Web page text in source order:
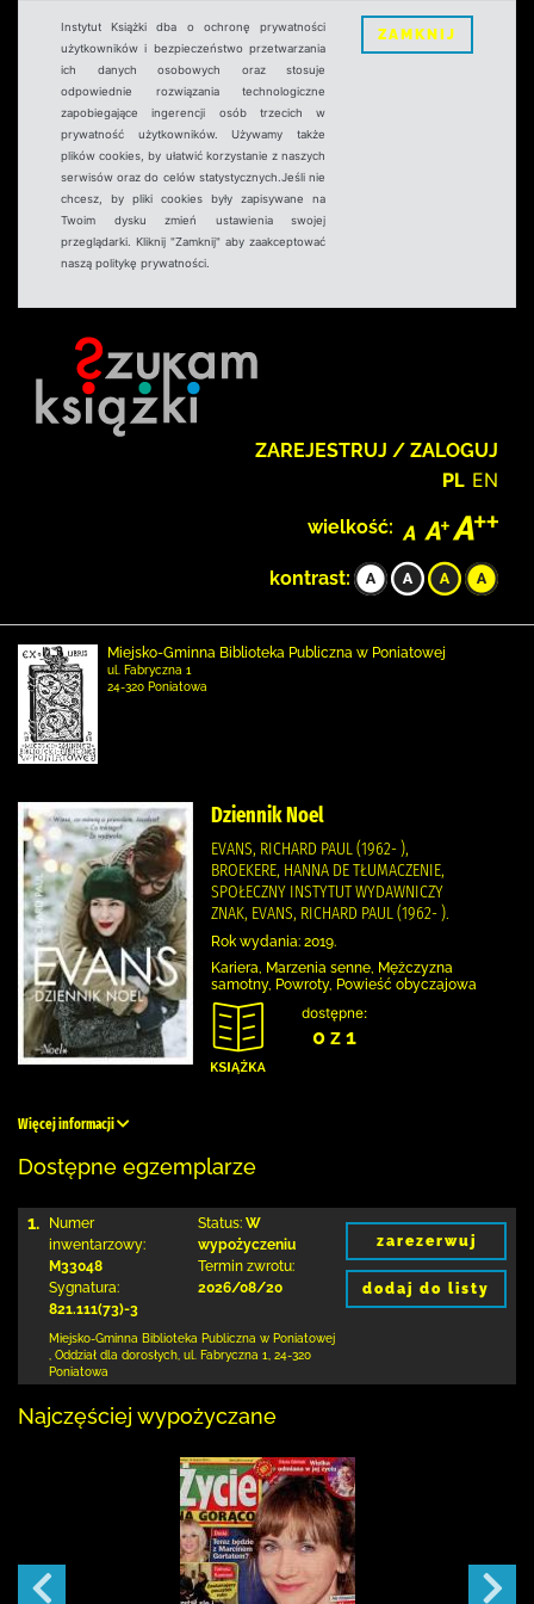
Instytut Książki dba o ochronę prywatności
użytkowników i bezpieczeństwo przetwarzania
ich danych osobowych oraz stosuje
odpowiednie rozwiązania technologiczne
zapobiegające ingerencji osób trzecich w
prywatność użytkowników. Używamy także
plików cookies, by ułatwić korzystanie z naszych
serwisów oraz do celów statystycznych.Jeśli nie
chcesz, by pliki cookies były zapisywane na
Twoim dysku zmień ustawienia swojej
przeglądarki. Kliknij "Zamknij" aby zaakceptować
naszą politykę prywatności.
ZAMKNIJ
ZAREJESTRUJ / ZALOGUJ
PL EN
wielkość:
kontrast:
Miejsko-Gminna Biblioteka Publiczna w Poniatowej
ul. Fabryczna 1
24-320 Poniatowa
Dziennik Noel
EVANS, RICHARD PAUL (1962- ),
BROEKERE, HANNA DE TŁUMACZENIE,
SPOŁECZNY INSTYTUT WYDAWNICZY
ZNAK, EVANS, RICHARD PAUL (1962- ).
Rok wydania: 2019.
Kariera, Marzenia senne, Mężczyzna
samotny, Powroty, Powieść obyczajowa
dostępne:
0 z 1
Więcej informacji
Dostępne egzemplarze
1.
Numer
inwentarzowy:
M33048
Sygnatura:
821.111(73)-3
Status: W
wypożyczeniu
Termin zwrotu:
2026/08/20
Miejsko-Gminna Biblioteka Publiczna w Poniatowej
Oddział dla dorosłych, ul. Fabryczna 1
24-320
Poniatowa
zarezerwuj
dodaj do listy
Najczęściej wypożyczane